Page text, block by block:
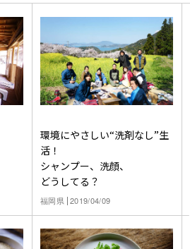
環境にやさしい“洗剤なし”生
活！
シャンプー、洗顔、
どうしてる？
福岡県 2019/04/09